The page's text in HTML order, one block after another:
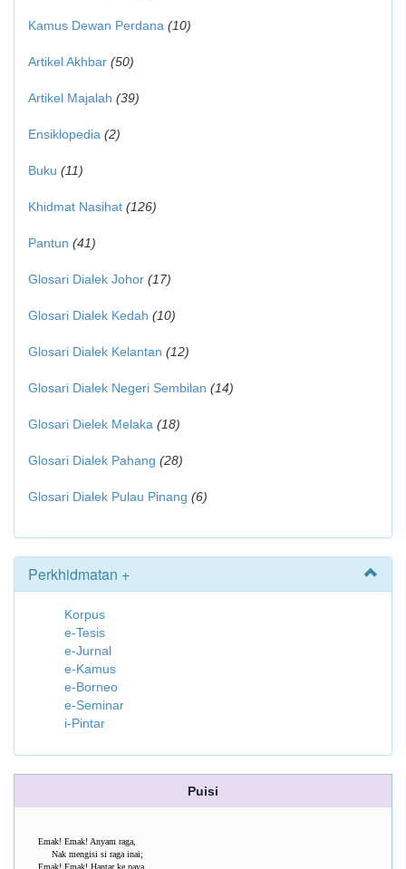
Kamus Dewan Perdana (10)
Artikel Akhbar (50)
Artikel Majalah (39)
Ensiklopedia (2)
Buku (11)
Khidmat Nasihat (126)
Pantun (41)
Glosari Dialek Johor (17)
Glosari Dialek Kedah (10)
Glosari Dialek Kelantan (12)
Glosari Dialek Negeri Sembilan (14)
Glosari Dielek Melaka (18)
Glosari Dialek Pahang (28)
Glosari Dialek Pulau Pinang (6)
Perkhidmatan +
Korpus
e-Tesis
e-Jurnal
e-Kamus
e-Borneo
e-Seminar
i-Pintar
Puisi
Emak! Emak! Anyam raga,
Nak mengisi si raga inai;
Emak! Emak! Hantar ke paya,